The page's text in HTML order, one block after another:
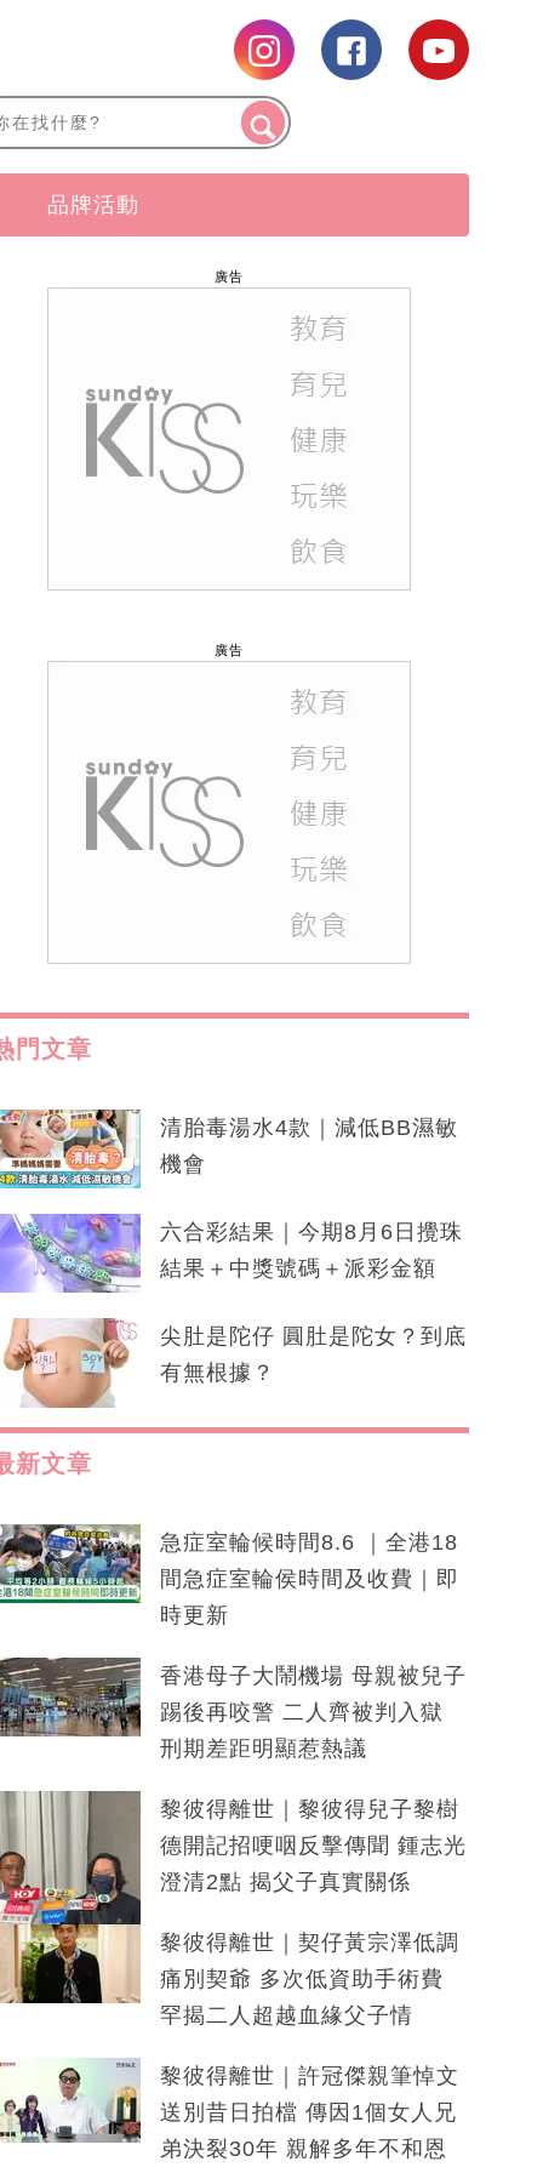
品牌活動
廣告
廣告
門文章
清胎毒湯水4款｜減低BB濕敏
機會
六合彩結果｜今期8月6日攪珠
結果＋中獎號碼＋派彩金額
尖肚是陀仔 圓肚是陀女？到底
有無根據？
新文章
急症室輪候時間8.6 ｜全港18
間急症室輪侯時間及收費｜即
時更新
香港母子大鬧機場 母親被兒子
踢後再咬警 二人齊被判入獄
刑期差距明顯惹熱議
黎彼得離世｜黎彼得兒子黎樹
德開記招哽咽反擊傳聞 鍾志光
澄清2點 揭父子真實關係
黎彼得離世｜契仔黃宗澤低調
痛別契爺 多次低資助手術費
罕揭二人超越血緣父子情
黎彼得離世｜許冠傑親筆悼文
送別昔日拍檔 傳因1個女人兄
弟決裂30年 親解多年不和恩